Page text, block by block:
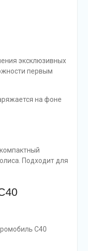
эксклюзивных
первым
Подходит для
C40